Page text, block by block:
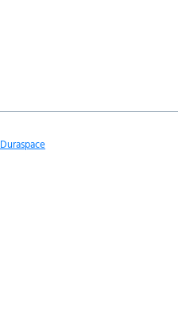
Duraspace